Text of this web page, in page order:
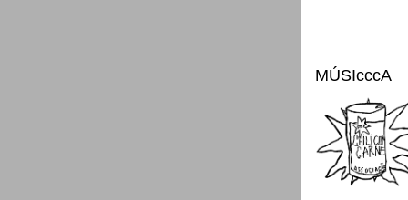
MÚSIcccA